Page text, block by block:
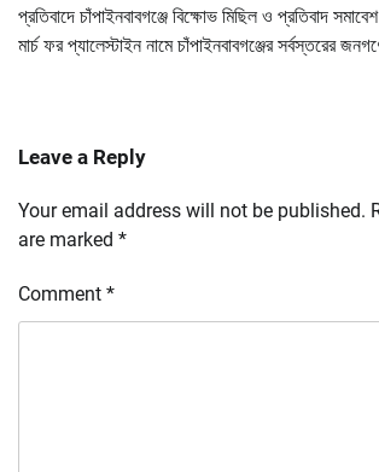
প্রতিবাদে চাঁপাইনবাবগঞ্জে বিক্ষোভ মিছিল ও প্রতিবাদ
মার্চ ফর প্যালেস্টাইন নামে চাঁপাইনবাবগঞ্জের সর্বস্তরের
Leave a Reply
Your email address will not be published.
are marked *
Comment *